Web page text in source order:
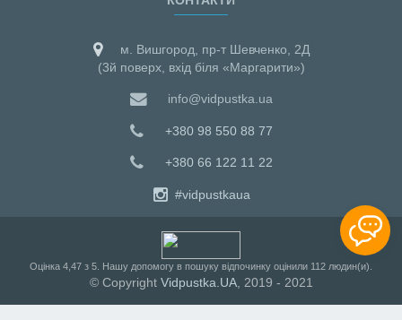
м. Вишгород, пр-т Шевченко, 2Д
(3й поверх, вхід біля «Маргарити»)
info@vidpustka.ua
+380 98 550 88 77
+380 66 122 11 22
#vidpustkaua
Оцiнка 4,47 з 5 . Нашу допомогу в пошуку відпочинку оцінили 112 людин(и).
© Copyright Vidpustka.UA, 2019 - 2021